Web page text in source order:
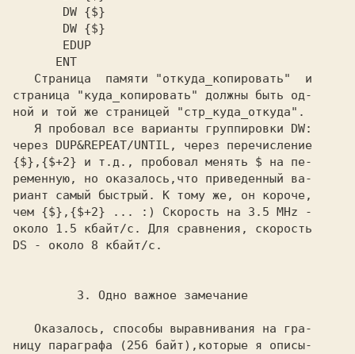
     DW {$}
     DW {$}
     EDUP
     ENT
   Страница  памяти
"откуда_копировать"
и
страница
"куда_копировать" должны быть од-
ной и той же страницей
"стр_куда_откуда".
   Я пробовал все варианты группировки
DW:
через DUP&REPEAT/UNTIL, через перечисление
{$},{$+2} и т.д., пробовал менять $ на пе-
ременную, но оказалось,что приведенный ва-
риант самый быстрый. К тому же, он короче,
чем {$},{$+2} ... :) Скорость на 3.5 MHz
-
около 1.5 кбайт/с. Для сравнения, скорость
DS
- около 8 кбайт/с.
        3. Одно важное замечание
ницу параграфа (256 байт),которые я описы-